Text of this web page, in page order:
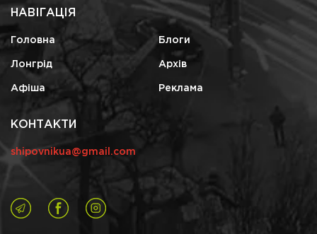
НАВІГАЦІЯ
Головна Блоги
Лонгрід Архів
Афіша Реклама
КОНТАКТИ
shipovnikua@gmail.com